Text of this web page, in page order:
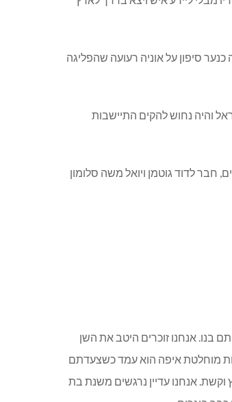
סיפון על אוניה רעועה שהפליגה
והיה נחוש להקים התיישבות
לדוד גוטמן ויואל משה סלומון
בנו. אנחנו זוכרים היטב את השן
מוחלטת איפה הוא עמד כשצעדתם
אנחנו עדיין נרגשים משנת בת